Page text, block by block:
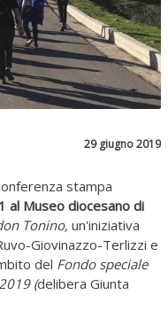
29 giugno 2019
stampa
al Museo diocesano di
Tonino, un'iniziativa
Giovinazzo-Terlizzi e
del Fondo speciale
(delibera Giunta